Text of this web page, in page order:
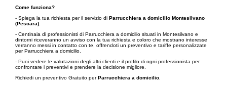
Come funziona?
- Spiega la tua richiesta per il servizio di Parrucchiera a domicilio Montesilvano
(Pescara)
- Centinaia di professionisti di Parrucchiera a domicilio situati in Montesilvano e
dintorni riceveranno un avviso con la tua richiesta e coloro che mostrano interesse
verranno messi in contatto con te, offrendoti un preventivo e tariffe personalizzate
per Parrucchiera a domicilio.
- Puoi vedere le valutazioni degli altri clienti e il profilo di ogni professionista per
confrontare i preventivi e prendere la decisione migliore.
Richiedi un preventivo Gratuito perParrucchiera a domicilio